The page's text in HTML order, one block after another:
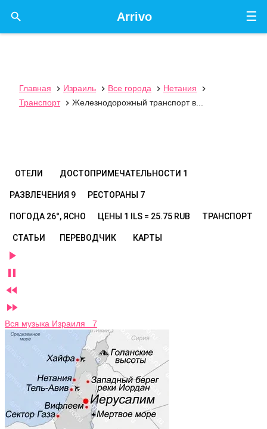
☰
Arrivo

Главная  Израиль  Все города  Нетания

Транспорт
 Железнодорожный транспорт в...
ОТЕЛИ ДОСТОПРИМЕЧАТЕЛЬНОСТИ 1
РАЗВЛЕЧЕНИЯ 9 РЕСТОРАНЫ 7
ПОГОДА 26°, ЯСНО ЦЕНЫ 1 ILS = 25.75 RUB ТРАНСПОРТ
СТАТЬИ ПЕРЕВОДЧИК КАРТЫ




Вся музыка Израиля 7